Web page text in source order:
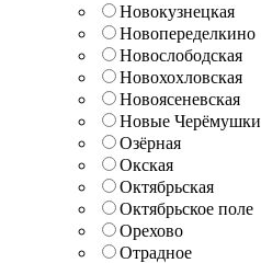
Новокузнецкая
Новопеределкино
Новослободская
Новохохловская
Новоясеневская
Новые Черёмушки
Озёрная
Окская
Октябрьская
Октябрьское поле
Орехово
Отрадное